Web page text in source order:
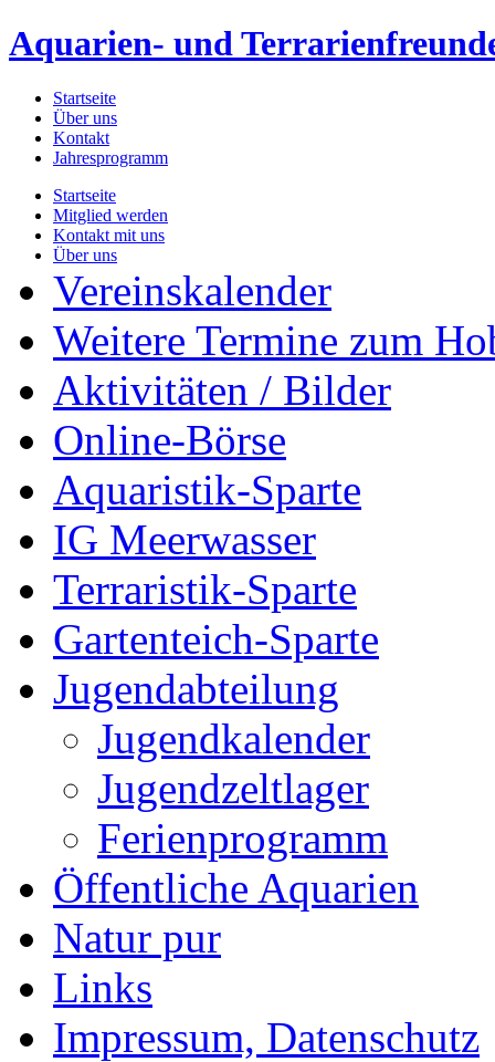
Aquarien- und
Startseite
Über uns
Kontakt
Jahresprogramm
Startseite
Mitglied werden
Kontakt mit uns
Über uns
Vereinskalender
Weitere Termine zum
Aktivitäten / Bilder
Online-Börse
Aquaristik-Sparte
IG Meerwasser
Terraristik-Sparte
Gartenteich-Sparte
Jugendabteilung
Jugendkalender
Jugendzeltlager
Ferienprogramm
Öffentliche Aquarien
Natur pur
Links
Impressum, Datenschutz